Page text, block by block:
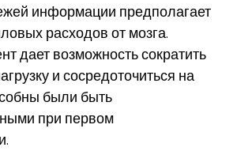
информации предполагает
расходов от мозга.
дает возможность сократить
и сосредоточиться на
были быть
при первом